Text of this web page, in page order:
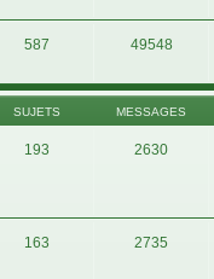
587 49548
SUJETS MESSAGES
193 2630
163 2735